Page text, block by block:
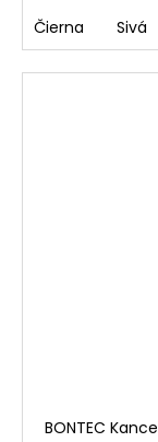
Čierna Sivá
BONTEC